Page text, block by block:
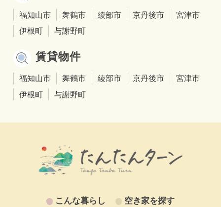
福知山市 舞鶴市 綾部市 京丹後市
宮津市
伊根町
与謝野町
賃貸物件
福知山市 舞鶴市 綾部市 京丹後市
宮津市
伊根町
与謝野町
こんな暮らし
空き家を探す